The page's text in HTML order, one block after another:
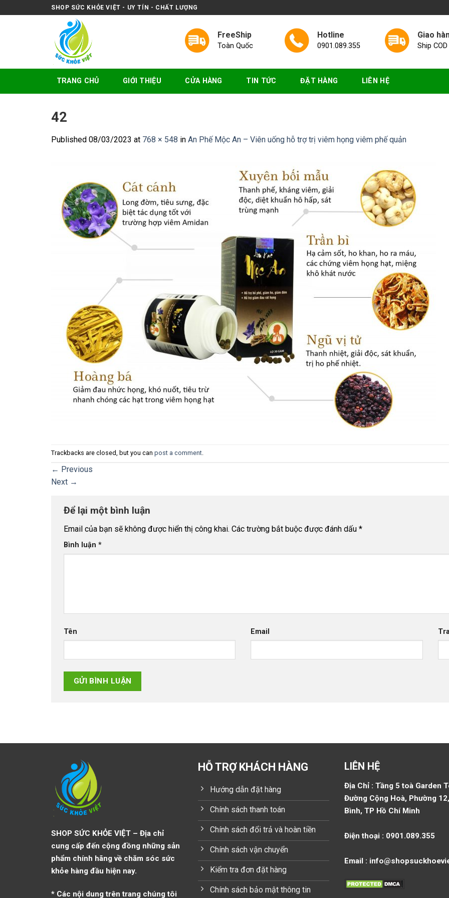
to
SHOP SỨC KHỎE VIỆT - UY TÍN - CHẤT LƯỢNG
FreeShip
Toàn Quốc
Hotline
0901.089.355
Giao
Ship
TRANG CHỦ GIỚI THIỆU CỬA HÀNG TIN TỨC ĐẶT HÀNG LIÊN HỆ
42
Published 08/03/2023 at 768 × 548 in An Phế Mộc An – Viên uống hỗ trợ trị viêm họng viêm phế quản
Trackbacks are closed, but you can post a comment
← Previous
Next →
Để lại một bình luận
Email của bạn sẽ không được hiển thị công khai. Các trường bắt buộc được đánh dấu *
Bình luận *
Tên Email
SHOP SỨC KHỎE VIỆT – Địa chỉ
cung cấp đến cộng đồng những sản
phẩm chính hãng về chăm sóc sức
khỏe hàng đầu hiện nay.
* Các nội dung trên trang chúng tôi
HỖ TRỢ KHÁCH HÀNG
Hướng dẫn đặt hàng
Chính sách thanh toán
Chính sách đổi trả và hoàn tiền
Chính sách vận chuyển
Kiểm tra đơn đặt hàng
Chính sách bảo mật thông tin
LIÊN HỆ
Địa Chỉ : Tầng 5 toà Garden
Đường Cộng Hoà, Phường
Bình, TP Hồ Chí Minh
Điện thoại : 0901.089.355
Email :